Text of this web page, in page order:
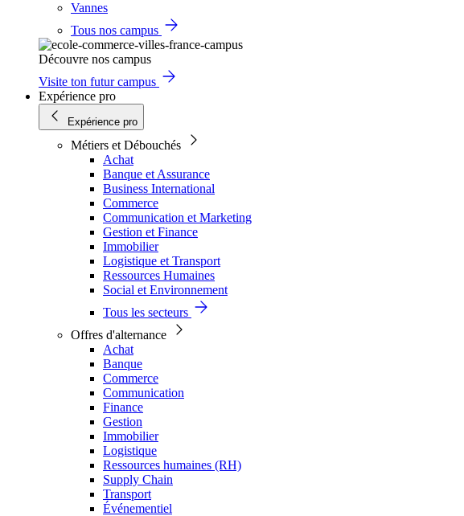
Vannes
Tous nos campus
Découvre nos campus
Visite ton futur campus
Expérience pro
Expérience pro
Métiers et Débouchés
Achat
Banque et Assurance
Business International
Commerce
Communication et Marketing
Gestion et Finance
Immobilier
Logistique et Transport
Ressources Humaines
Social et Environnement
Tous les secteurs
Offres d'alternance
Achat
Banque
Commerce
Communication
Finance
Gestion
Immobilier
Logistique
Ressources humaines (RH)
Supply Chain
Transport
Événementiel